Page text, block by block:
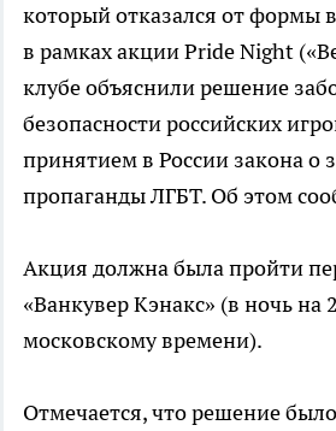
который отказался от формы
в рамках акции Pride Night
клубе объяснили решение
безопасности российских
принятием в России закона о
пропаганды ЛГБТ. Об этом
Акция должна была пройти
«Ванкувер Кэнакс» (в ночь на
московскому времени).
Отмечается, что решение